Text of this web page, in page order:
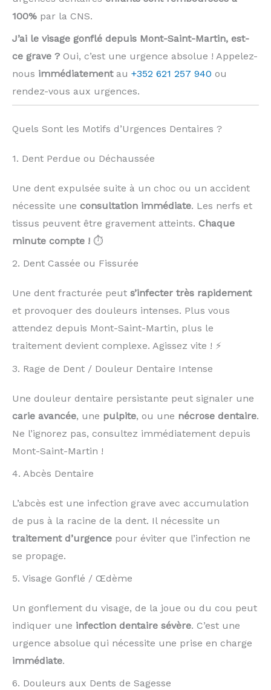
100% par la CNS.
J’ai le visage gonflé depuis Mont-Saint-Martin, est-
ce grave ? Oui, c’est une urgence absolue ! Appelez-
nous immédiatementau +352 621 257 940 ou
rendez-vous aux urgences.
Quels Sont les Motifs d’Urgences Dentaires ?
1. Dent Perdue ou Déchaussée
Une dent expulsée suite à un choc ou un accident
nécessite une consultation immédiate. Les nerfs et
tissus peuvent être gravement atteints. Chaque
minute compte ! ⏱️
2. Dent Cassée ou Fissurée
Une dent fracturée peut s’infecter très rapidement
et provoquer des douleurs intenses. Plus vous
attendez depuis Mont-Saint-Martin, plus le
traitement devient complexe. Agissez vite ! ⚡
3. Rage de Dent / Douleur Dentaire Intense
Une douleur dentaire persistante peut signaler une
carie avancée, une pulpite, ou une nécrose dentaire.
Ne l’ignorez pas, consultez immédiatement depuis
Mont-Saint-Martin !
4. Abcès Dentaire
L’abcès est une infection grave avec accumulation
de pus à la racine de la dent. Il nécessite un
traitement d’urgence pour éviter que l’infection ne
se propage.
5. Visage Gonflé / Œdème
Un gonflement du visage, de la joue ou du cou peut
indiquer une infection dentaire sévère. C’est une
urgence absolue qui nécessite une prise en charge
immédiate.
6. Douleurs aux Dents de Sagesse